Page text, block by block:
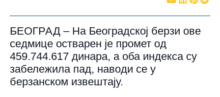
БЕОГРАД – На Београдској берзи ове
седмице остварен је промет од
459.744.617 динара, а оба индекса су
забележила пад, наводи се у
берзанском извештају.